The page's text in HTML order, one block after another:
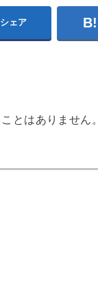
シェア
とはありません。